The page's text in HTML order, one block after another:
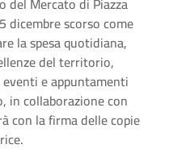
dicembre scorso come
la spesa quotidiana,
del territorio,
e appuntamenti
in collaborazione con
con la firma delle copie